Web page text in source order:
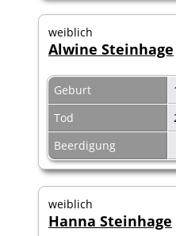
weiblich
Alwine Steinhage
Geburt
Tod
Beerdigung
weiblich
Hanna Steinhage